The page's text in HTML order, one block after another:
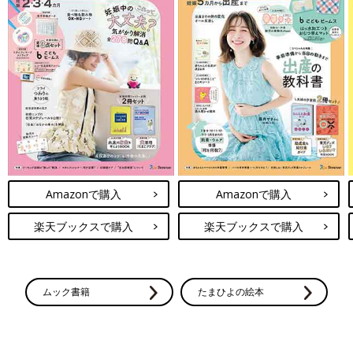
Amazonで購入
楽天ブックスで購入
Amazonで購入
楽天ブックスで購入
ムック書籍 たまひよの絵本